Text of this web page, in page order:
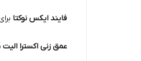
فایند ایکس نوکتا
عمق زنی اکسترا الیت